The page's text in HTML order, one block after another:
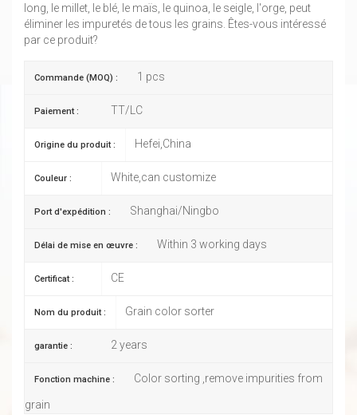
long, le millet, le blé, le maïs, le quinoa, le seigle, l'orge, peut
éliminer les impuretés de tous les grains. Êtes-vous intéressé
par ce produit?
Commande (MOQ) : 1 pcs
Paiement : TT/LC
Origine du produit : Hefei,China
Couleur : White,can customize
Port d'expédition : Shanghai/Ningbo
Délai de mise en œuvre : Within 3 working days
Certificat : CE
Nom du produit : Grain color sorter
garantie : 2 years
Fonction machine : Color sorting ,remove impurities from
grain